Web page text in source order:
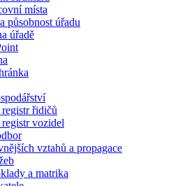
místa
působnost úřadu
úřadě
řidičů
vozidel
vztahů a propagace
a matrika